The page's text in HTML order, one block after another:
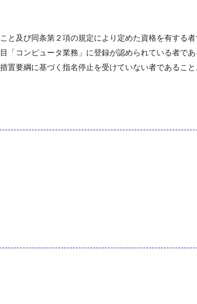
及び同条第２項の規定により定めた資格を有する者
コンピュータ業務」に登録が認められている者であ
要綱に基づく指名停止を受けていない者であること